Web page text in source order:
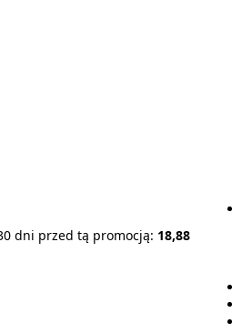
dni przed tą promocją: 18,88